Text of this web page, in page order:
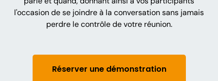
l'occasion de se joindre à la conversation sans jamais
perdre le contrôle de votre réunion.
Réserver une démonstration